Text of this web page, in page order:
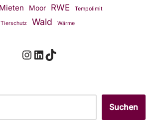
Mieten Moor RWE Tempolimit
Tierschutz Wald Wärme
Suchen